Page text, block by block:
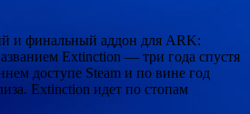
и финальный аддон для ARK:
Extinction — три года спустя
доступе Steam и по вине год
Extinction идет по стопам